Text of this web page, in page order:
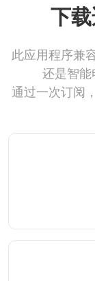
下
此应用程序兼
还是智能
通过一次订阅